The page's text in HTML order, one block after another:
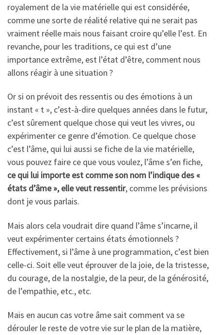
royalement de la vie matérielle qui est considérée,
comme une sorte de réalité relative qui ne serait pas
vraiment réelle mais nous faisant croire qu’elle l’est. En
revanche, pour les traditions, ce qui est d’une
importance extrême, est l’état d’être, comment nous
allons réagir à une situation ?
Or si on prévoit des ressentis ou des émotions à un
instant « t », c’est-à-dire quelques années dans le futur,
c’est sûrement quelque chose qui veut les vivres, ou
expérimenter ce genre d’émotion. Ce quelque chose
c’est l’âme, qui lui aussi se fiche de la vie matérielle,
vous pouvez faire ce que vous voulez, l’âme s’en fiche,
ce qui lui importe est comme son nom l’indique des «
états d’âme », elle veut ressentir, comme les prévisions
dont je vous parlais.
Mais alors cela voudrait dire quand l’âme s’incarne, il
veut expérimenter certains états émotionnels ?
Effectivement, si l’âme à une programmation, c’est bien
celle-ci. Soit elle veut éprouver de la joie, de la tristesse,
du courage, de la nostalgie, de la peur, de la générosité,
de l’empathie, etc., etc.
Mais en aucun cas votre âme sait comment va se
dérouler le reste de votre vie sur le plan de la matière,